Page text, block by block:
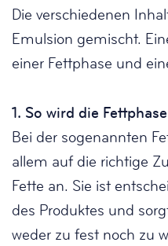
Die verschiedenen
Emulsion gemischt.
einer Fettphase und
1. So wird die
Bei der sogenannten
allem auf die richtige
Fette an. Sie ist
des Produktes und
weder zu fest noch zu